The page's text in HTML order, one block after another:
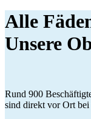
Alle
Unsere
Rund 900
sind direkt vor Ort bei